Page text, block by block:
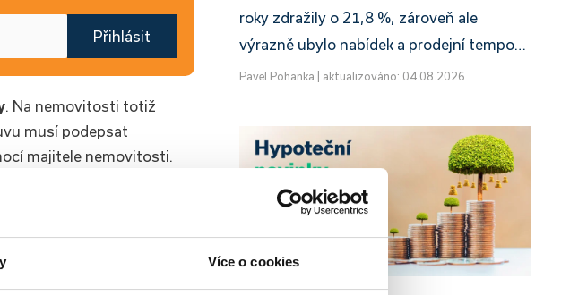
Více o cookies
Přihlásit
. Na nemovitosti totiž
musí podepsat
majitele nemovitosti.
po jeho zapsání do
videu přichystal CEO
roky zdražily o 21,8 %, zároveň ale
výrazně ubylo nabídek a prodejní tempo…
Pavel Pohanka aktualizováno: 04.08.2026